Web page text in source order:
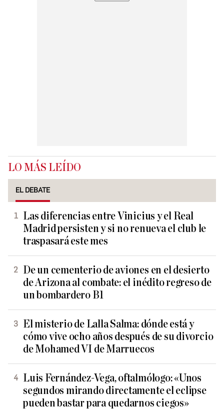
LO MÁS LEÍDO
EL DEBATE
Las diferencias entre Vinicius y el Real
Madrid persisten y si no renueva el club le
traspasará este mes
De un cementerio de aviones en el desierto
de Arizona al combate: el inédito regreso de
un bombardero B1
El misterio de Lalla Salma: dónde está y
cómo vive ocho años después de su divorcio
de Mohamed VI de Marruecos
Luis Fernández-Vega, oftalmólogo: «Unos
segundos mirando directamente el eclipse
pueden bastar para quedarnos ciegos»